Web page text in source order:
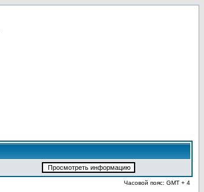
Часовой пояс: GMT + 4